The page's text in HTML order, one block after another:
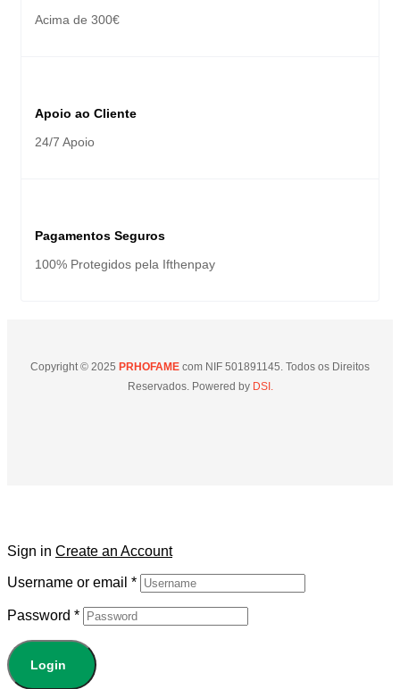
Acima de 300€
Apoio ao Cliente
24/7 Apoio
Pagamentos Seguros
100% Protegidos pela Ifthenpay
Copyright © 2025 PRHOFAME com NIF 501891145. Todos os Direitos
Reservados. Powered byDSI.
Sign in Create an Account
Username or email *
Password *
Login